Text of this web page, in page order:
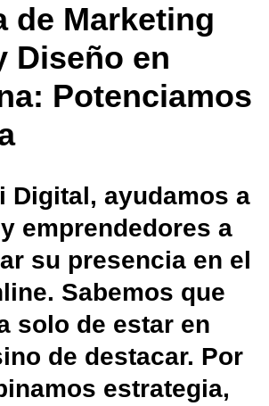
de Marketing
Diseño en
Potenciamos
Digital, ayudamos a
emprendedores a
su presencia en el
Sabemos que
solo de estar en
de destacar. Por
estrategia,